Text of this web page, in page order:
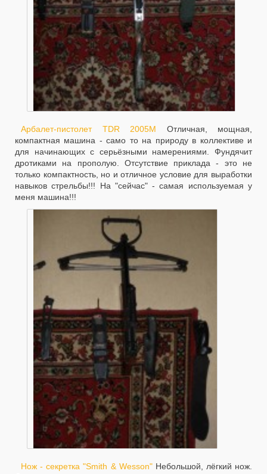
Арбалет-пистолет TDR 2005M Отличная, мощная,
компактная машина - само то на природу в коллективе и
для начинающих с серьёзными намерениями. Фундячит
дротиками на прополую. Отсутствие приклада - это не
только компактность, но и отличное условие для выработки
навыков стрельбы!!! На "сейчас" - самая используемая у
меня машина!!!
Нож - секретка "Smith & Wesson" Небольшой, лёгкий нож.